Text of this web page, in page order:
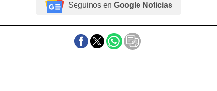
Seguinos en Google Noticias